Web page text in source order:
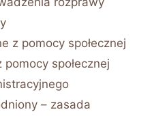
z pomocy społecznej
społecznej
– zasada